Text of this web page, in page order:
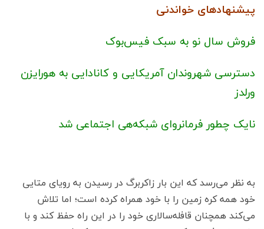
پیشنهادهای خواندنی
فروش سال نو به سبک فیس‌بوک
دسترسی شهروندان آمریکایی و کانادایی به هورایزن
ورلدز
نایک چطور فرمانروای شبکه‌هی اجتماعی شد
به نظر می‌رسد که این بار زاکربرگ در رسیدن به رویای متایی
خود همه کره زمین را با خود همراه کرده است؛ اما تلاش
می‌کند همچنان قافله‌سالاری خود را در این راه حفظ کند و با